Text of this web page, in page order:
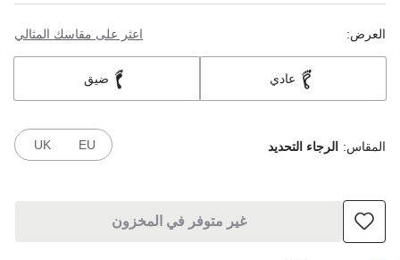
العرض: اعثر على مقاسك المثالي
عادي ضيق
المقاس: الرجاء التحديد EU
UK
غير متوفر في المخزون